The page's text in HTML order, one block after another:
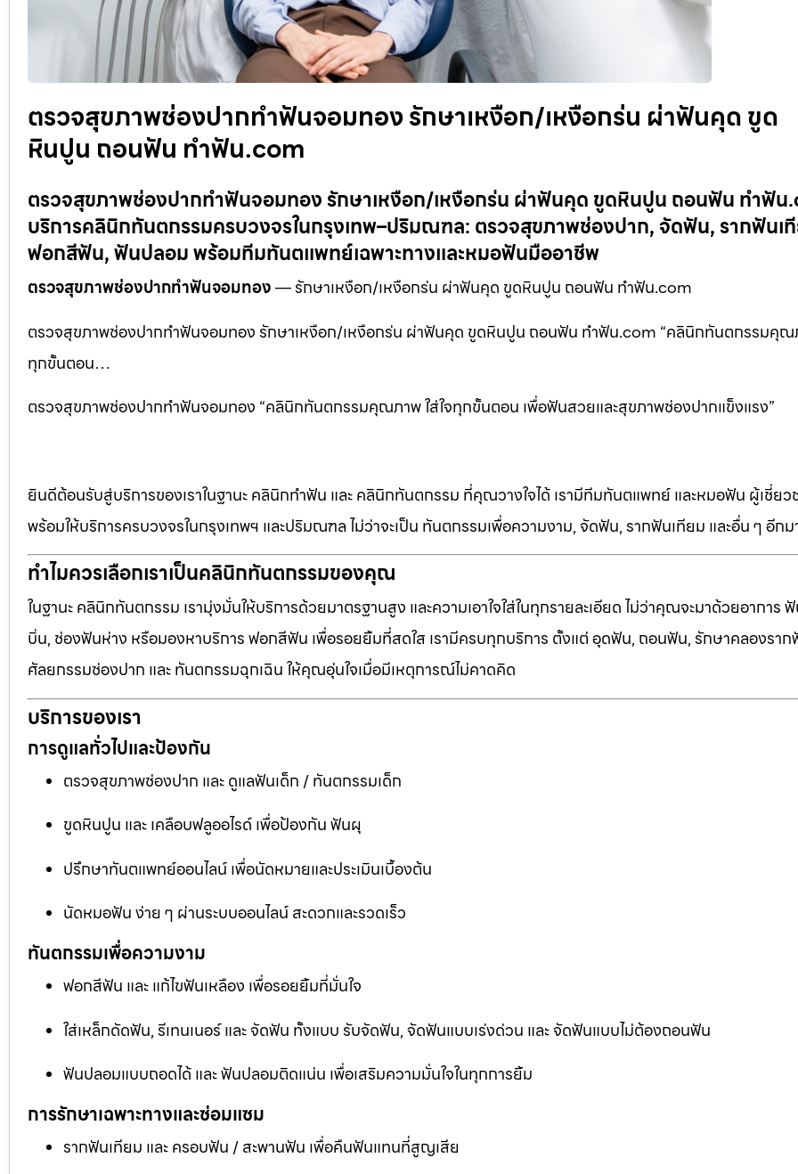
ตรวจสุขภาพช่องปากทำฟันจอมทอง รักษาเหงือก/เหงือกร่น ผ่าฟันคุด ขูด
หินปูน ถอนฟัน ทำฟัน.com
ตรวจสุขภาพช่องปากทำฟันจอมทอง รักษาเหงือก/เหงือกร่น ผ่าฟันคุด ขูดหินปูน ถอนฟัน ทำฟั
บริการคลินิกทันตกรรมครบวงจรในกรุงเทพ–ปริมณฑล: ตรวจสุขภาพช่องปาก, จัดฟัน, รากฟันเ
ฟอกสีฟัน, ฟันปลอม พร้อมทีมทันตแพทย์เฉพาะทางและหมอฟันมืออาชีพ
ตรวจสุขภาพช่องปากทำฟันจอมทอง— รักษาเหงือก/เหงือกร่น ผ่าฟันคุด ขูดหินปูน ถอนฟัน ทำฟัน.com
ตรวจสุขภาพช่องปากทำฟันจอมทอง รักษาเหงือก/เหงือกร่น ผ่าฟันคุด ขูดหินปูน ถอนฟัน ทำฟัน.com “คลินิกทันตกรรมคุณ
ทุกขั้นตอน…
ตรวจสุขภาพช่องปากทำฟันจอมทอง “คลินิกทันตกรรมคุณภาพ ใส่ใจทุกขั้นตอน เพื่อฟันสวยและสุขภาพช่องปากแข็งแรง”
ยินดีต้อนรับสู่บริการของเราในฐานะ คลินิกทำฟัน และ คลินิกทันตกรรม ที่คุณวางใจได้ เรามีทีมทันตแพทย์ และหมอฟัน ผู้เชี่ย
พร้อมให้บริการครบวงจรในกรุงเทพฯ และปริมณฑล ไม่ว่าจะเป็น ทันตกรรมเพื่อความงาม, จัดฟัน, รากฟันเทียม และอื่น ๆ อีก
ทำไมควรเลือกเราเป็นคลินิกทันตกรรมของคุณ
ในฐานะ คลินิกทันตกรรม เรามุ่งมั่นให้บริการด้วยมาตรฐานสูง และความเอาใจใส่ในทุกรายละเอียด ไม่ว่าคุณจะมาด้วยอาการ
บิ่น, ช่องฟันห่าง หรือมองหาบริการ ฟอกสีฟัน เพื่อรอยยิ้มที่สดใส เรามีครบทุกบริการ ตั้งแต่ อุดฟัน, ถอนฟัน, รักษาคลองรา
ศัลยกรรมช่องปาก และ ทันตกรรมฉุกเฉิน ให้คุณอุ่นใจเมื่อมีเหตุการณ์ไม่คาดคิด
บริการของเรา
การดูแลทั่วไปและป้องกัน
ตรวจสุขภาพช่องปาก และ ดูแลฟันเด็ก / ทันตกรรมเด็ก
ขูดหินปูน และ เคลือบฟลูออไรด์ เพื่อป้องกัน ฟันผุ
ปรึกษาทันตแพทย์ออนไลน์ เพื่อนัดหมายและประเมินเบื้องต้น
นัดหมอฟัน ง่าย ๆ ผ่านระบบออนไลน์ สะดวกและรวดเร็ว
ทันตกรรมเพื่อความงาม
ฟอกสีฟัน และ แก้ไขฟันเหลือง เพื่อรอยยิ้มที่มั่นใจ
ใส่เหล็กดัดฟัน, รีเทนเนอร์ และ จัดฟัน ทั้งแบบ รับจัดฟัน, จัดฟันแบบเร่งด่วน และ จัดฟันแบบไม่ต้องถอนฟัน
ฟันปลอมแบบถอดได้ และ ฟันปลอมติดแน่น เพื่อเสริมความมั่นใจในทุกการยิ้ม
การรักษาเฉพาะทางและซ่อมแซม
รากฟันเทียม และ ครอบฟัน / สะพานฟัน เพื่อคืนฟันแทนที่สูญเสีย